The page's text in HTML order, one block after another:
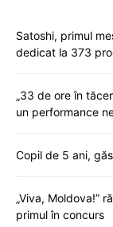
Satoshi, primul
dedicat la 373
„33 de ore în
un performance
Copil de 5 ani,
„Viva, Moldova!”
primul în concurs